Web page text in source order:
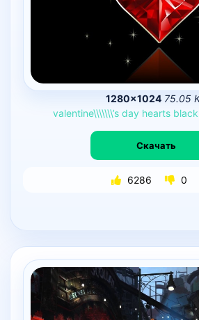
1280×1024 75.05
valentine\\\\\\\’s day hearts black
Скачать
6286 0